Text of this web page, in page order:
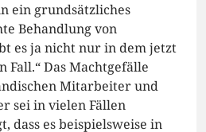
ein grundsätzliches
Behandlung von
es ja nicht nur in dem jetzt
Fall.“ Das Machtgefälle
Mitarbeiter und
sei in vielen Fällen
dass es beispielsweise in